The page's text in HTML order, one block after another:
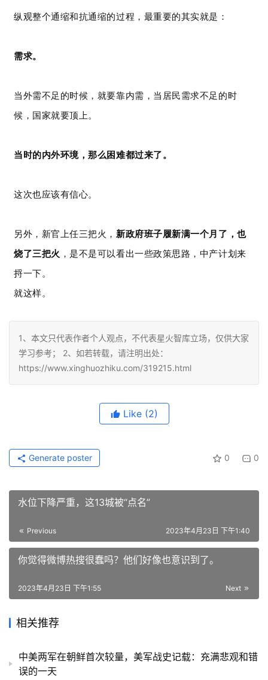
纵观整个通缩和抗通缩的过程，最重要的其实就是：
需求。
当外需不足的时候，就要靠内需，当居民需求不足的时
候，国家就要顶上。
当时的内外环境，那么困难都过来了。
这次也应该有信心。
另外，新官上任三把火， 新政府班子履新满一个月了，也
烧了三把火 ，是不是可以看出一些政策思路，中产计划来
捋一下。
就这样。
1、本文只代表作者个人观点，不代表星火智库立场，仅供大家
学习参考； 2、如若转载，请注明出处：
https://www.xinghuozhiku.com/319215.html
Like (2)
0 0
Generate poster
水位下降严重，这13城被“点名”
Previous 2023年4月23日 下午1:40
你觉得微博热搜很蠢吗？他们好像也意识到了。
Next
2023年4月23日 下午1:55
相关推荐
中美两军在朝鲜首次较量，美军战史记载：充满悲观和错
误的一天